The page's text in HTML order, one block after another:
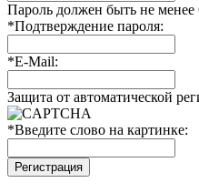
Пароль должен быть не
*Подтверждение пароля:
*E-Mail:
Защита от автоматической
*Введите слово на картинке: